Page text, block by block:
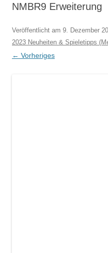
NMBR9 Erweiterung
Veröffentlicht am 9. Dezember
2023 Neuheiten & Spieletipps
← Vorheriges